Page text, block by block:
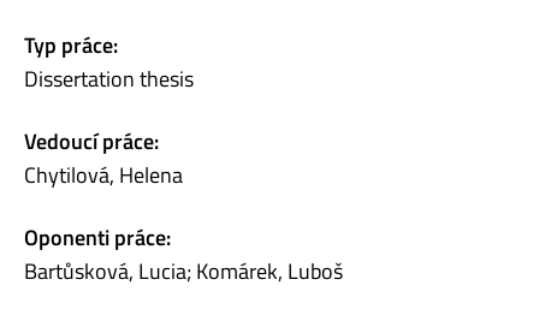
Typ práce:
Dissertation thesis
Vedoucí práce:
Chytilová, Helena
Oponenti práce:
Bartůsková, Lucia; Komárek, Luboš